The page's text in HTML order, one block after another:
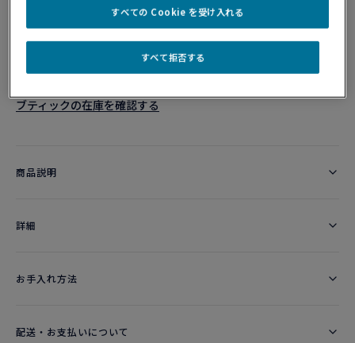
カスタマイズ
ショッピングバッグに追加
ブティックの在庫を確認する​
商品説明
詳細​
お手入れ方法
配送・お支払いについて
すべて拒否する
すべての Cookie を受け入れる